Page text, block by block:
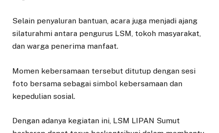
Selain penyaluran bantuan, acara juga menjadi ajang
silaturahmi antara pengurus LSM, tokoh masyarakat,
dan warga penerima manfaat.
Momen kebersamaan tersebut ditutup dengan sesi
foto bersama sebagai simbol kebersamaan dan
kepedulian sosial.
Dengan adanya kegiatan ini, LSM LIPAN Sumut